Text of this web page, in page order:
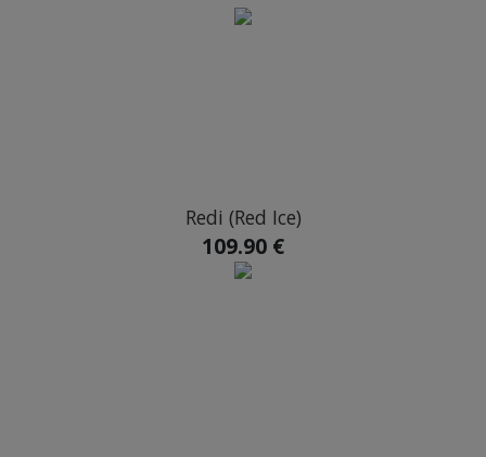
Redi (Red Ice)
109.90 €